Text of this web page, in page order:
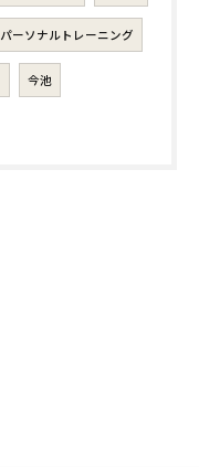
パーソナルトレーニング
今池